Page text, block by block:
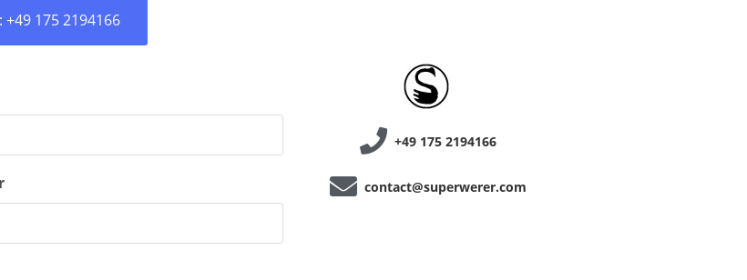
+49 175 2194166
+49 175 2194166
contact@superwerer.com